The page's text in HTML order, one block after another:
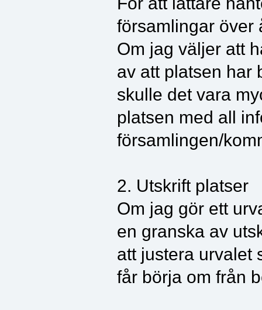
församlingar över
Om jag väljer att
av att platsen har
skulle det vara
platsen med all
församlingen/
2. Utskrift platser
Om jag gör ett
en granska av
att justera urvalet
får börja om från